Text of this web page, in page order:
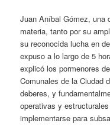
Juan Aníbal Gómez, una
materia, tanto por su
su reconocida lucha en
expuso a lo largo de 5
explicó los pormenores
Comunales de la Ciudad
deberes, y
operativas y
implementarse para